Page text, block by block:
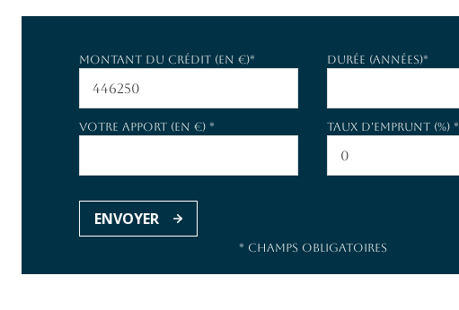
Montant du crédit (en €)* Durée (années)*
Votre apport (en €) * Taux d'emprunt (%) *
ENVOYER
* Champs obligatoires